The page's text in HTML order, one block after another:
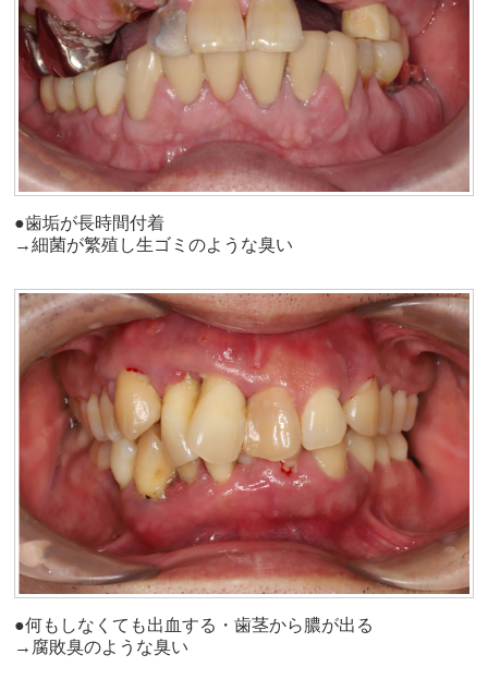
●歯垢が長時間付着
→細菌が繁殖し生ゴミのような臭い
●何もしなくても出血する・歯茎から膿が出る
→腐敗臭のような臭い